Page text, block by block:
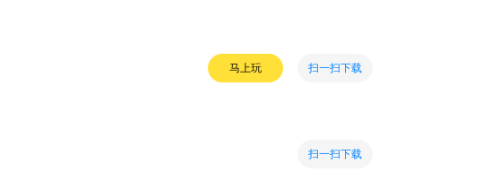
马上玩 扫一扫下载
扫一扫下载